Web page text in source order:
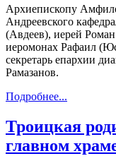
Архиепископу
Андреевского
(Авдеев), иерей
иеромонах Рафаил
секретарь епархии
Рамазанов.
Подробнее...
Троицкая
главном